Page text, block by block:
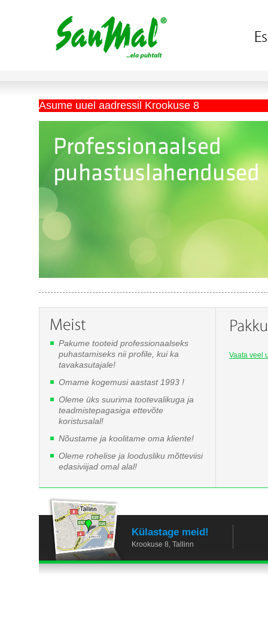
Asume uuel aadressil Krookuse 8
Vaata veel
Pakume tooteid professionaalseks
puhastamiseks nii profile, kui ka
tavakasutajale!
Omame kogemusi aastast 1993 !
Oleme üks suurima tootevalikuga ja
teadmistepagasiga ettevõte
koristusalal!
Nõustame ja koolitame oma kliente!
Oleme rohelise ja loodusliku mõtteviisi
edasiviijad omal alal!
Külastage meid!
Krookuse 8, Tallinn